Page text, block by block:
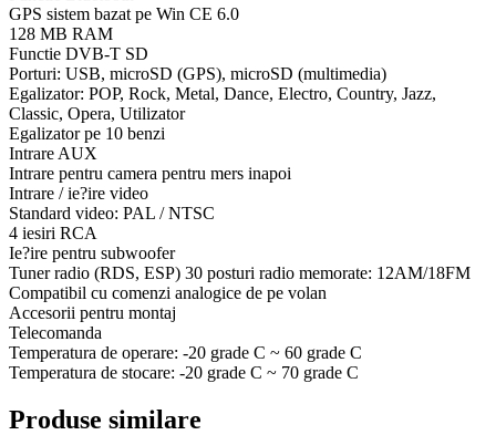
GPS sistem bazat pe Win CE 6.0
128 MB RAM
Functie DVB-T SD
Porturi: USB, microSD (GPS), microSD (multimedia)
Egalizator: POP, Rock, Metal, Dance, Electro, Country, Jazz,
Classic, Opera, Utilizator
Egalizator pe 10 benzi
Intrare AUX
Intrare pentru camera pentru mers inapoi
Intrare / ie?ire video
Standard video: PAL / NTSC
4 iesiri RCA
Ie?ire pentru subwoofer
Tuner radio (RDS, ESP) 30 posturi radio memorate: 12AM/18FM
Compatibil cu comenzi analogice de pe volan
Accesorii pentru montaj
Telecomanda
Temperatura de operare: -20 grade C ~ 60 grade C
Temperatura de stocare: -20 grade C ~ 70 grade C
Produse similare